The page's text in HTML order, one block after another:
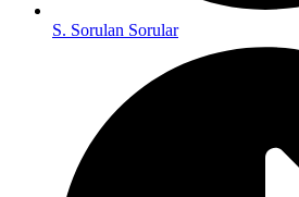
S. Sorulan Sorular